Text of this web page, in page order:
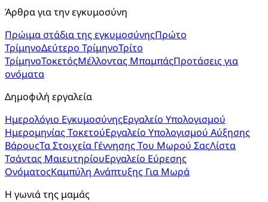
Άρθρα για την εγκυμοσύνη
Πρώιμα στάδια της εγκυμοσύνηςΠρώτο
ΤρίμηνοΔεύτερο ΤρίμηνοΤρίτο
ΤρίμηνοΤοκετόςΜέλλοντας ΜπαμπάςΠροτάσεις για
ονόματα
Δημοφιλή εργαλεία
Ημερολόγιο ΕγκυμοσύνηςΕργαλείο Υπολογισμού
Ημερομηνίας ΤοκετούΕργαλείο Υπολογισμού Αύξησης
ΒάρουςΤα Στοιχεία Γέννησης Του Μωρού ΣαςΛίστα
Τσάντας ΜαιευτηρίουΕργαλείο Εύρεσης
ΟνόματοςΚαμπύλη Ανάπτυξης Για Μωρά
Η γωνιά της μαμάς